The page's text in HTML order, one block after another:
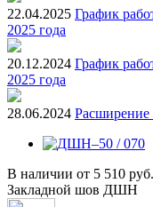
22.04.2025 График
2025 года
20.12.2024 График
2025 года
28.06.2024 Расширение
В наличии от 5 510
Закладной шов ДШН